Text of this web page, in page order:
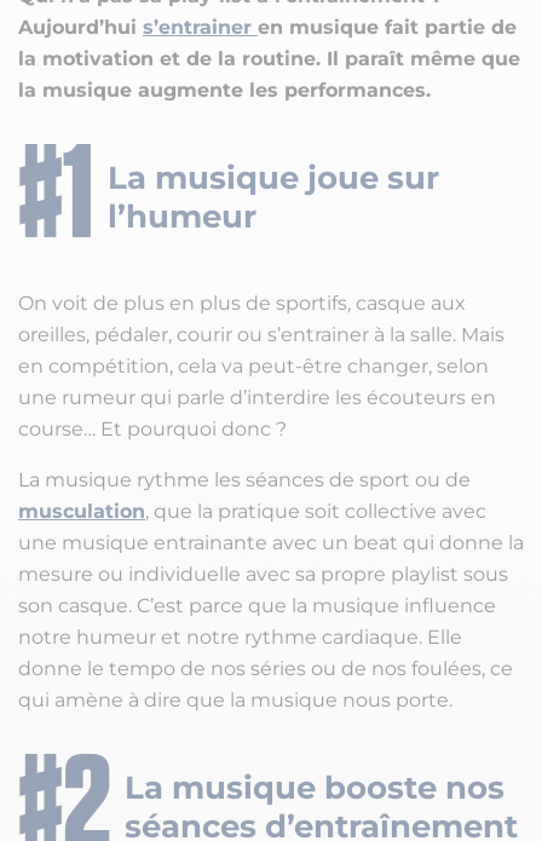
Aujourd’hui s’entrainer en musique fait partie de
la motivation et de la routine. Il paraît même que
la musique augmente les performances.
La musique joue sur
l’humeur
On voit de plus en plus de sportifs, casque aux
oreilles, pédaler, courir ou s’entrainer à la salle. Mais
en compétition, cela va peut-être changer, selon
une rumeur qui parle d’interdire les écouteurs en
course… Et pourquoi donc ?
La musique rythme les séances de sport ou de
musculation, que la pratique soit collective avec
une musique entrainante avec un beat qui donne la
mesure ou individuelle avec sa propre playlist sous
son casque. C’est parce que la musique influence
notre humeur et notre rythme cardiaque. Elle
donne le tempo de nos séries ou de nos foulées, ce
qui amène à dire que la musique nous porte.
La musique booste nos
séances d’entraînement